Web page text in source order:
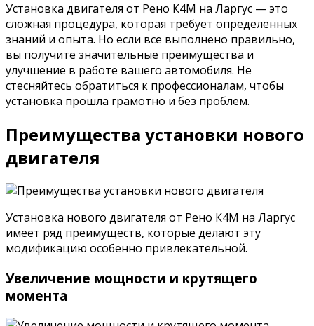
Установка двигателя от Рено К4М на Ларгус — это
сложная процедура, которая требует определенных
знаний и опыта. Но если все выполнено правильно,
вы получите значительные преимущества и
улучшение в работе вашего автомобиля. Не
стесняйтесь обратиться к профессионалам, чтобы
установка прошла грамотно и без проблем.
Преимущества установки нового
двигателя
Установка нового двигателя от Рено К4М на Ларгус
имеет ряд преимуществ, которые делают эту
модификацию особенно привлекательной.
Увеличение мощности и крутящего
момента